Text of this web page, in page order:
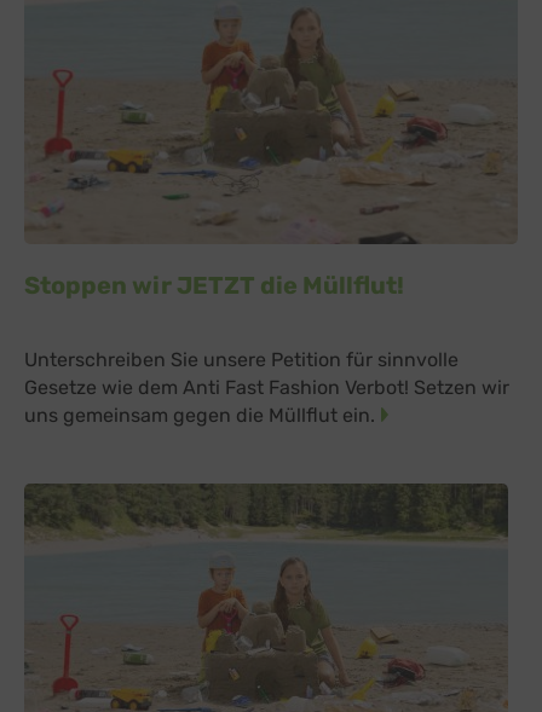
Stoppen wir JETZT die Müllflut!
Unterschreiben Sie unsere Petition für sinnvolle
Gesetze wie dem Anti Fast Fashion Verbot! Setzen wir
uns gemeinsam gegen die Müllflut ein.